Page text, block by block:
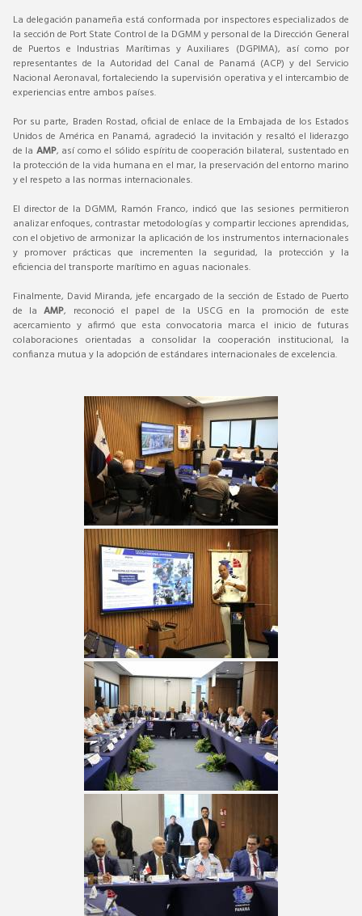
La delegación panameña está conformada por inspectores especializados de
la sección de Port State Control de la DGMM y personal de la Dirección General
de Puertos e Industrias Marítimas y Auxiliares (DGPIMA), así como por
representantes de la Autoridad del Canal de Panamá (ACP) y del Servicio
Nacional Aeronaval, fortaleciendo la supervisión operativa y el intercambio de
experiencias entre ambos países.
Por su parte, Braden Rostad, oficial de enlace de la Embajada de los Estados
Unidos de América en Panamá, agradeció la invitación y resaltó el liderazgo
de la AMP, así como el sólido espíritu de cooperación bilateral, sustentado en
la protección de la vida humana en el mar, la preservación del entorno marino
y el respeto a las normas internacionales.
El director de la DGMM, Ramón Franco, indicó que las sesiones permitieron
analizar enfoques, contrastar metodologías y compartir lecciones aprendidas,
con el objetivo de armonizar la aplicación de los instrumentos internacionales
y promover prácticas que incrementen la seguridad, la protección y la
eficiencia del transporte marítimo en aguas nacionales.
Finalmente, David Miranda, jefe encargado de la sección de Estado de Puerto
de laAMP, reconoció el papel de la USCG en la promoción de este
acercamiento y afirmó que esta convocatoria marca el inicio de futuras
colaboraciones orientadas a consolidar la cooperación institucional, la
confianza mutua y la adopción de estándares internacionales de excelencia.